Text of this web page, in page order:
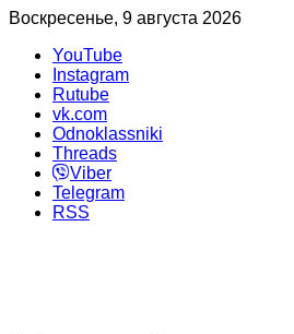
Воскресенье, 9 августа 2026
YouTube
Instagram
Rutube
vk.com
Odnoklassniki
Threads
Viber
Telegram
RSS